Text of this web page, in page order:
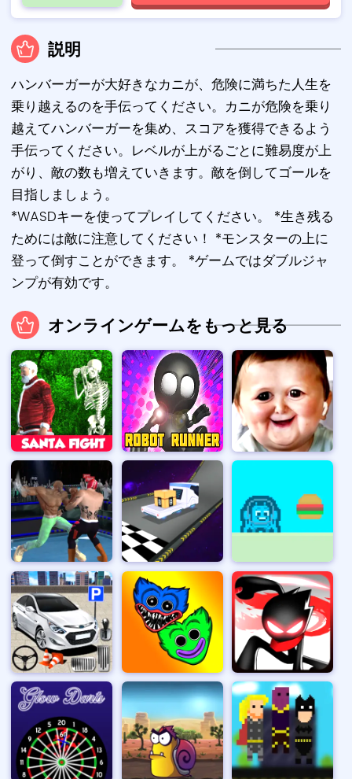
説明
ハンバーガーが大好きなカニが、危険に満ちた人生を
乗り越えるのを手伝ってください。カニが危険を乗り
越えてハンバーガーを集め、スコアを獲得できるよう
手伝ってください。レベルが上がるごとに難易度が上
がり、敵の数も増えていきます。敵を倒してゴールを
目指しましょう。
*WASDキーを使ってプレイしてください。 *生き残る
ためには敵に注意してください！ *モンスターの上に
登って倒すことができます。 *ゲームではダブルジャ
ンプが有効です。
オンラインゲームをもっと見る